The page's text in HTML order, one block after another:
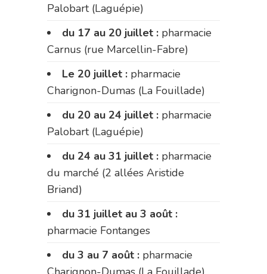
Palobart (Laguépie)
du 17 au 20 juillet : pharmacie
Carnus (rue Marcellin-Fabre)
Le 20 juillet : pharmacie
Charignon-Dumas (La Fouillade)
du 20 au 24 juillet : pharmacie
Palobart (Laguépie)
du 24 au 31 juillet : pharmacie
du marché (2 allées Aristide
Briand)
du 31 juillet au 3 août :
pharmacie Fontanges
du 3 au 7 août : pharmacie